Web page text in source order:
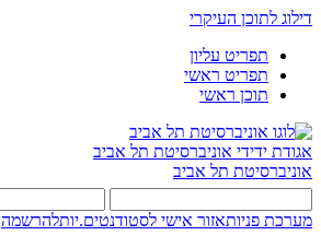
דילוג לתוכן העיקרי
תפריט עליון
תפריט ראשי
תוכן ראשי
אגודת ידידי אוניברסיטת תל אביב
אוניברסיטת תל אביב
מערכת פניותאזור אישי לסטודנטים.יותלהרשמה